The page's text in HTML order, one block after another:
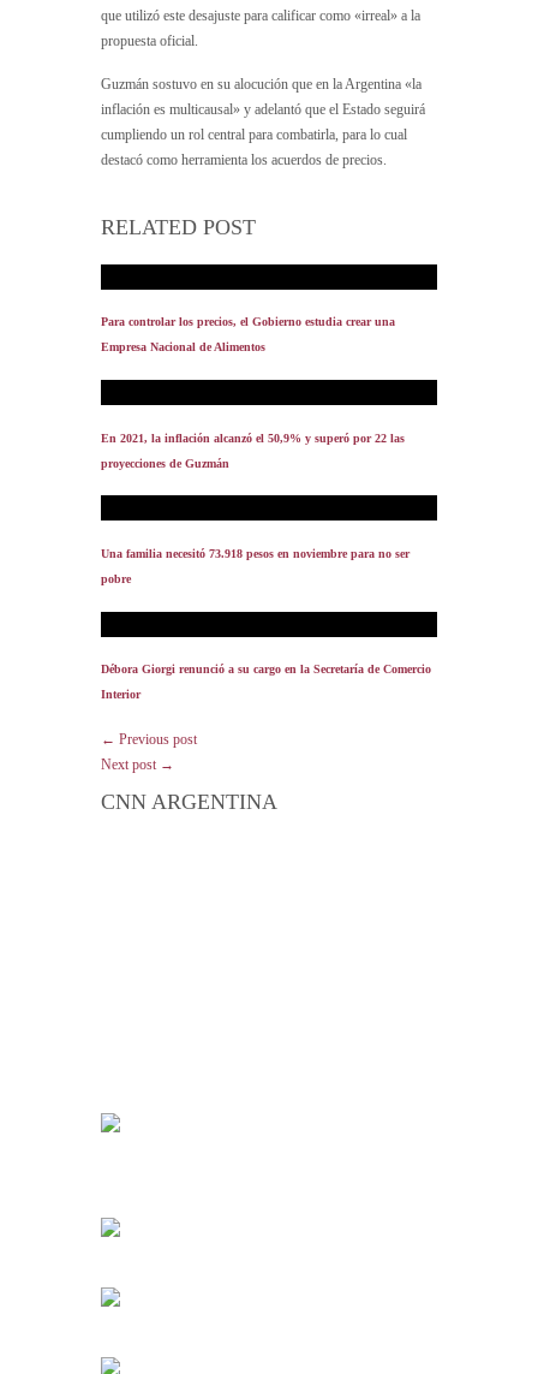
que utilizó este desajuste para calificar como «irreal» a la
propuesta oficial.
Guzmán sostuvo en su alocución que en la Argentina «la
inflación es multicausal» y adelantó que el Estado seguirá
cumpliendo un rol central para combatirla, para lo cual
destacó como herramienta los acuerdos de precios.
RELATED POST
Para controlar los precios, el Gobierno estudia crear una
Empresa Nacional de Alimentos
En 2021, la inflación alcanzó el 50,9% y superó por 22 las
proyecciones de Guzmán
Una familia necesitó 73.918 pesos en noviembre para no ser
pobre
Débora Giorgi renunció a su cargo en la Secretaría de Comercio
Interior
← Previous post
Next post →
CNN ARGENTINA